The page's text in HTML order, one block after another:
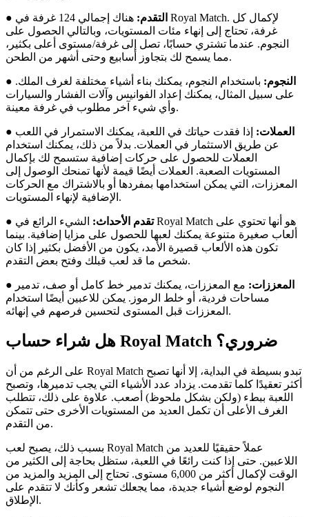
● التقدم:
هناك إجمالي 124 غرفة في Royal Match. لإكمال كل
غرفة، تحتاج إلى إنهاء مئات المستويات، وبالتالي الحصول على
النجوم. عندما تشتري حسابًا، تصل إلى غرفة/مستوى أعلى بكثير،
مما يسمح لك بتجاوز أسابيع وحتى أشهر من الطحن.
● النجوم: باستخدام النجوم، يمكنك بناء أشياء مختلفة لغرف الملك.
على سبيل المثال، يمكنك إعداد الفوانيس وآلات الفشار والسيارات
وأي شيء آخر مطلوب في غرفة معينة.
● العملات: إذا فقدت حياتك في اللعبة، يمكنك الاستمرار في اللعب
عن طريق الاستثمار في العملات. بدلاً من ذلك، يمكنك استخدام
العملات للحصول على حركات إضافية ستسمح لك بإكمال
المستويات الصعبة. العملات أيضًا قيمة لأنها تمنحك الوصول إلى
المعززات، التي يمكن استخدامها بمفردها أو بالاشتراك مع الحركات
الإضافية لإنهاء المستويات.
● تقدم الأحداث: الشيء الرائع في Royal Match هو أنها تحتوي على
ألعاب صغيرة متنوعة يمكنك لعبها للحصول على مزايا إضافية. بينما
تكون هذه الألعاب قصيرة الأمد، يكون من الأفضل بكثير إذا كان
شخص ما قد لعب قبلك وفتح بعض التقدم.
● المعززات: مع المعززات، يمكنك تدمير خط كامل أو صف، تدمير
مساحات فردية، أو خلط الرموز. يمكن للاعبين أيضًا استخدام
المعززات قبل المستوى لتحسين فرصهم في إنهائه.
هل شراء حساب Royal Match ضروري؟
على الرغم من أن Royal Match تبدو بسيطة في البداية، إلا أنها تصبح
أكثر تعقيدًا كلما تقدمت. يزداد عدد الأشياء التي يجب تدميرها، وتصبح
اللعبة ببطء (ولكن بشكل ملحوظ) أصعب. علاوة على ذلك، تتطلب
الغرف الأعلى أن تكمل العديد من المستويات الأخرى حتى تتمكن
من التقدم.
بسبب ذلك، يصبح لعب Royal Match عملاً حقيقيًا للعديد من
اللاعبين. حتى إذا كنت رائعًا في اللعبة، ستظل بحاجة إلى الكثير من
الوقت لإكمال أكثر من 6,000 مستوى. تحتاج إلى المزيد والمزيد من
النجوم لوضع أشياء جديدة، مما يجعلك تشعر وكأنك لا تتقدم على
الإطلاق.